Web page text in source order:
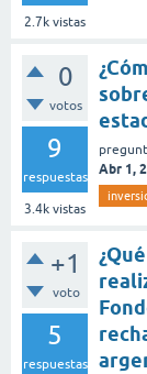
2.7k vistas
0
votos
9
respuestas
3.4k vistas
Abr 1,
+1
voto
5
respuestas